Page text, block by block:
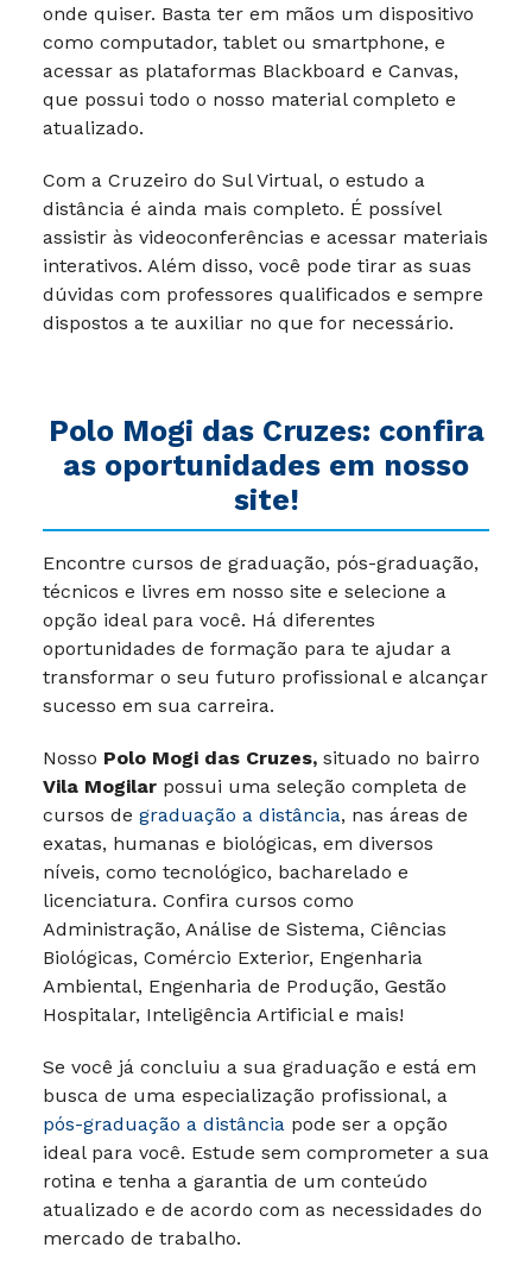
onde quiser. Basta ter em mãos um dispositivo
como computador, tablet ou smartphone, e
acessar as plataformas Blackboard e Canvas,
que possui todo o nosso material completo e
atualizado.
Com a Cruzeiro do Sul Virtual, o estudo a
distância é ainda mais completo. É possível
assistir às videoconferências e acessar materiais
interativos. Além disso, você pode tirar as suas
dúvidas com professores qualificados e sempre
dispostos a te auxiliar no que for necessário.
Polo Mogi das Cruzes: confira
as oportunidades em nosso
site!
Encontre cursos de graduação, pós-graduação,
técnicos e livres em nosso site e selecione a
opção ideal para você. Há diferentes
oportunidades de formação para te ajudar a
transformar o seu futuro profissional e alcançar
sucesso em sua carreira.
Nosso Polo Mogi das Cruzes, situado no bairro
Vila Mogilar possui uma seleção completa de
cursos de graduação a distância, nas áreas de
exatas, humanas e biológicas, em diversos
níveis, como tecnológico, bacharelado e
licenciatura. Confira cursos como
Administração, Análise de Sistema, Ciências
Biológicas, Comércio Exterior, Engenharia
Ambiental, Engenharia de Produção, Gestão
Hospitalar, Inteligência Artificial e mais!
Se você já concluiu a sua graduação e está em
busca de uma especialização profissional, a
pós-graduação a distância pode ser a opção
ideal para você. Estude sem comprometer a sua
rotina e tenha a garantia de um conteúdo
atualizado e de acordo com as necessidades do
mercado de trabalho.